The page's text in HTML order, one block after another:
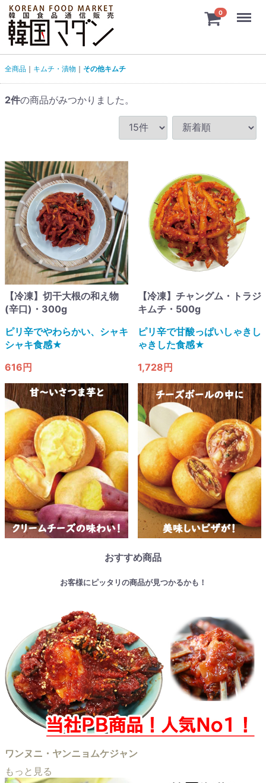
0 Menu
全商品 キムチ・漬物 その他キムチ
2件の商品がみつかりました。
【冷凍】切干大根の和え物
(辛口)・300g
ピリ辛でやわらかい、シャキ
シャキ食感★
616円
【冷凍】チャングム・トラジ
キムチ・500g
ピリ辛で甘酸っぱいしゃきし
ゃきした食感★
1,728円
おすすめ商品
お客様にピッタリの商品が見つかるかも！
ワンヌニ・ヤンニョムケジャン
もっと見る